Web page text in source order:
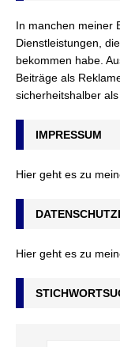
In manchen meiner
Dienstleistungen,
bekommen habe.
Beiträge als
sicherheitshalber als
IMPRESSUM
Hier geht es zu
Hier geht es zu